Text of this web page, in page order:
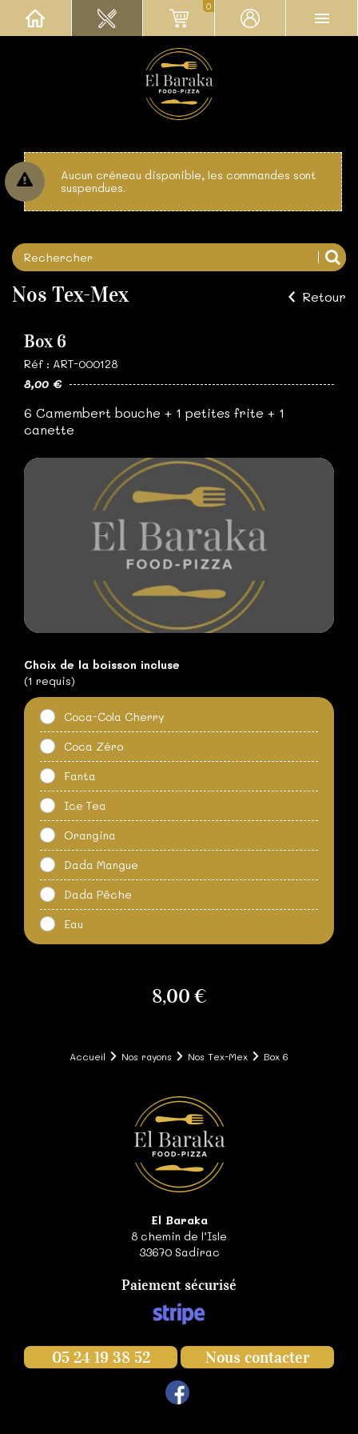
0
Aucun créneau disponible, les commandes sont
suspendues.
Nos Tex-Mex Retour
Box 6
Réf : ART-000128
8,00 €
6 Camembert bouche + 1 petites frite + 1
canette
Choix de la boisson incluse
(1 requis)
Coca-Cola Cherry
Coca Zéro
Fanta
Ice Tea
Orangina
Dada Mangue
Dada Pêche
Eau
8,00 €
Accueil Nos rayons Nos Tex-Mex Box 6
El Baraka
8 chemin de l’Isle
33670 Sadirac
Paiement sécurisé
05 24 19 38 52 Nous contacter